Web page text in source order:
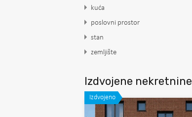
kuća
poslovni prostor
stan
zemljište
Izdvojene nekretnine
Izdvojeno